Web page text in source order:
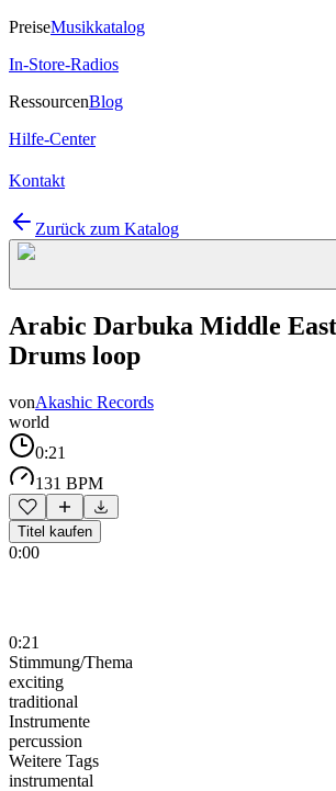
PreiseMusikkatalog
In-Store-Radios
RessourcenBlog
Hilfe-Center
Kontakt
Zurück zum Katalog
Arabic Darbuka Middle
Drums loop
vonAkashic Records
world
0:21
131 BPM
Titel kaufen
0:00
0:21
Stimmung/Thema
exciting
traditional
Instrumente
percussion
Weitere Tags
instrumental